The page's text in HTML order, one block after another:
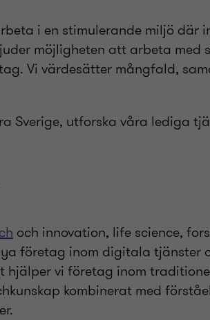
i en stimulerande miljö där
möjligheten att arbeta med
Vi värdesätter mångfald,
Sverige, utforska våra lediga
och innovation, life science,
företag inom digitala tjänster
vi företag inom
kombinerat med